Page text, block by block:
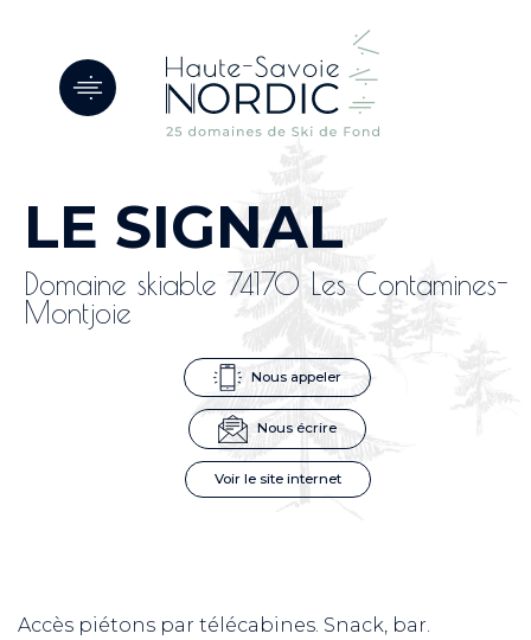
LE SIGNAL
Domaine skiable 74170 Les Contamines-
Montjoie
Nous appeler
Nous écrire
Voir le site internet
Accès piétons par télécabines. Snack, bar.